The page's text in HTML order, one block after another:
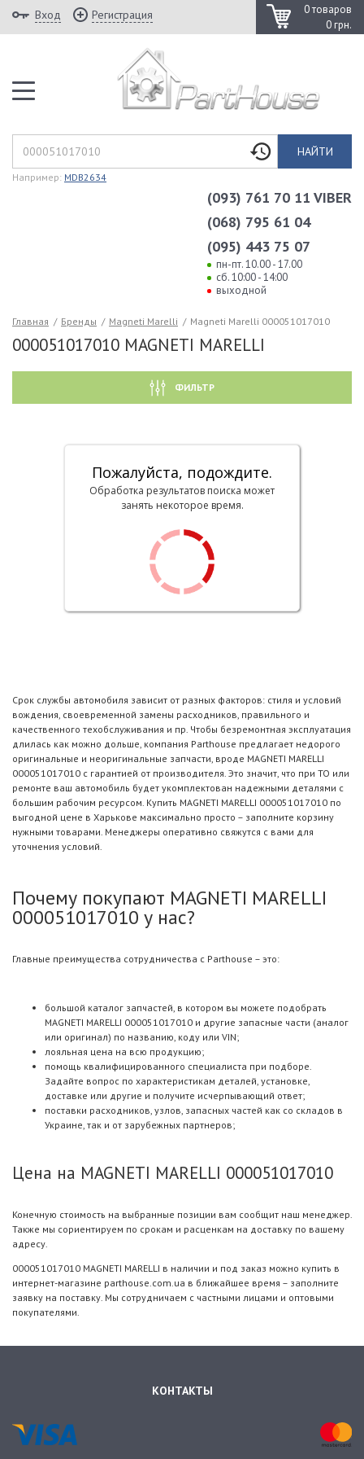
0 товаров
0 грн.
Вход Регистрация
НАЙТИ
Например: MDB2634
(093) 761 70 11 VIBER
(068) 795 61 04
(095) 443 75 07
пн-пт. 10.00 - 17.00
сб. 10:00 - 14:00
выходной
Главная / Бренды / Magneti Marelli / Magneti Marelli 000051017010
000051017010 MAGNETI MARELLI
ФИЛЬТР
Пожалуйста, подождите.
Обработка результатов поиска может
занять некоторое время.
Срок службы автомобиля зависит от разных факторов: стиля и условий
вождения, своевременной замены расходников, правильного и
качественного техобслуживания и пр. Чтобы безремонтная эксплуатация
длилась как можно дольше, компания Parthouse предлагает недорого
оригинальные и неоригинальные запчасти, вроде MAGNETI MARELLI
000051017010 с гарантией от производителя. Это значит, что при ТО или
ремонте ваш автомобиль будет укомплектован надежными деталями с
большим рабочим ресурсом. Купить MAGNETI MARELLI 000051017010 по
выгодной цене в Харькове максимально просто – заполните корзину
нужными товарами. Менеджеры оперативно свяжутся с вами для
уточнения условий.
Почему покупают MAGNETI MARELLI
000051017010 у нас?
Главные преимущества сотрудничества с Parthouse – это:
большой каталог запчастей, в котором вы можете подобрать
MAGNETI MARELLI 000051017010 и другие запасные части (аналог
или оригинал) по названию, коду или VIN;
лояльная цена на всю продукцию;
помощь квалифицированного специалиста при подборе.
Задайте вопрос по характеристикам деталей, установке,
доставке или другие и получите исчерпывающий ответ;
поставки расходников, узлов, запасных частей как со складов в
Украине, так и от зарубежных партнеров;
Цена на MAGNETI MARELLI 000051017010
Конечную стоимость на выбранные позиции вам сообщит наш менеджер.
Также мы сориентируем по срокам и расценкам на доставку по вашему
адресу.
000051017010 MAGNETI MARELLI в наличии и под заказ можно купить в
интернет-магазине parthouse.com.ua в ближайшее время – заполните
заявку на поставку. Мы сотрудничаем с частными лицами и оптовыми
покупателями.
КОНТАКТЫ